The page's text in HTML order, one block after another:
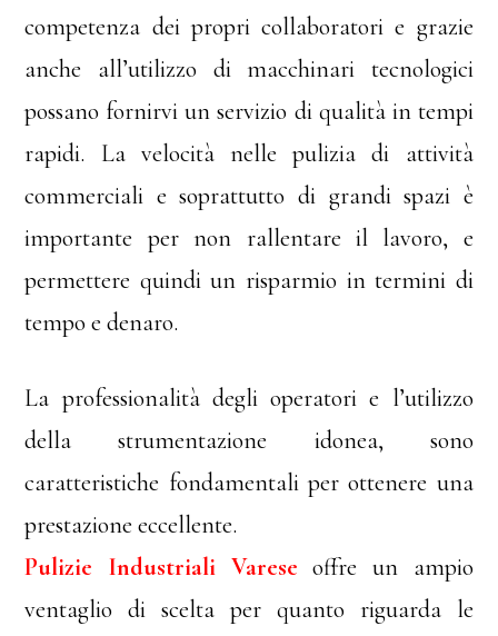
competenza dei propri collaboratori e grazie
anche all’utilizzo di macchinari tecnologici
possano fornirvi un servizio di qualità in tempi
rapidi. La velocità nelle pulizia di attività
commerciali e soprattutto di grandi spazi è
importante per non rallentare il lavoro, e
permettere quindi un risparmio in termini di
tempo e denaro.
La professionalità degli operatori e l’utilizzo
della strumentazione idonea, sono
caratteristiche fondamentali per ottenere una
prestazione eccellente.
Pulizie Industriali Varese offre un ampio
ventaglio di scelta per quanto riguarda le